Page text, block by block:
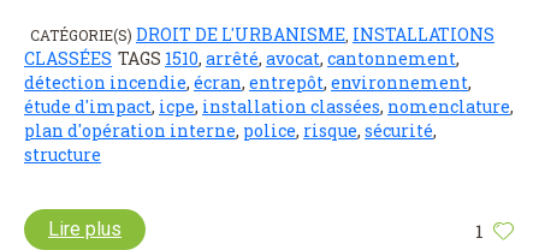
CATÉGORIE(S) DROIT DE L'URBANISME, INSTALLATIONS
CLASSÉES TAGS 1510, arrêté, avocat, cantonnement,
détection incendie, écran, entrepôt, environnement,
étude d'impact, icpe, installation classées, nomenclature,
plan d'opération interne, police, risque, sécurité,
structure
1
Lire plus